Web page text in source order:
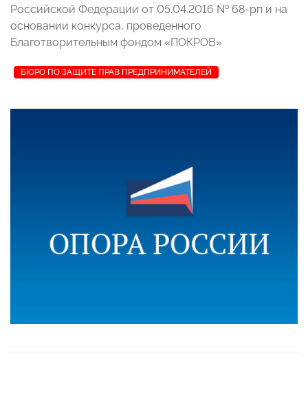
Российской Федерации от 05.04.2016 № 68-рп и на
основании конкурса, проведенного
Благотворительным фондом «ПОКРОВ»
БЮРО ПО ЗАЩИТЕ ПРАВ ПРЕДПРИНИМАТЕЛЕЙ